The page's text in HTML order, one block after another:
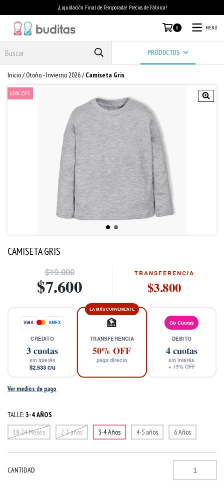
¡Liquidación Final de Temporada! Precios de Fábrica!
0 MENÚ
PRODUCTOS
Inicio/ Otoño - Invierno 2026/ Camiseta Gris
60% OFF
CAMISETA GRIS
$19.000
$7.600
TRANSFERENCIA
$3.800
VISA AMEX
CRÉDITO
3cuotas
sin interés
$2.533c/u
LA MÁS CONVENIENTE
🏦
TRANSFERENCIA
50% OFF
pago directo
Go Cuotas
DÉBITO
4cuotas
sin interés
+ 15% OFF
Ver medios de pago
TALLE: 3-4 AÑOS
18-24 Meses
2-3 años 3-4 Años 4-5 años 6 Años
CANTIDAD